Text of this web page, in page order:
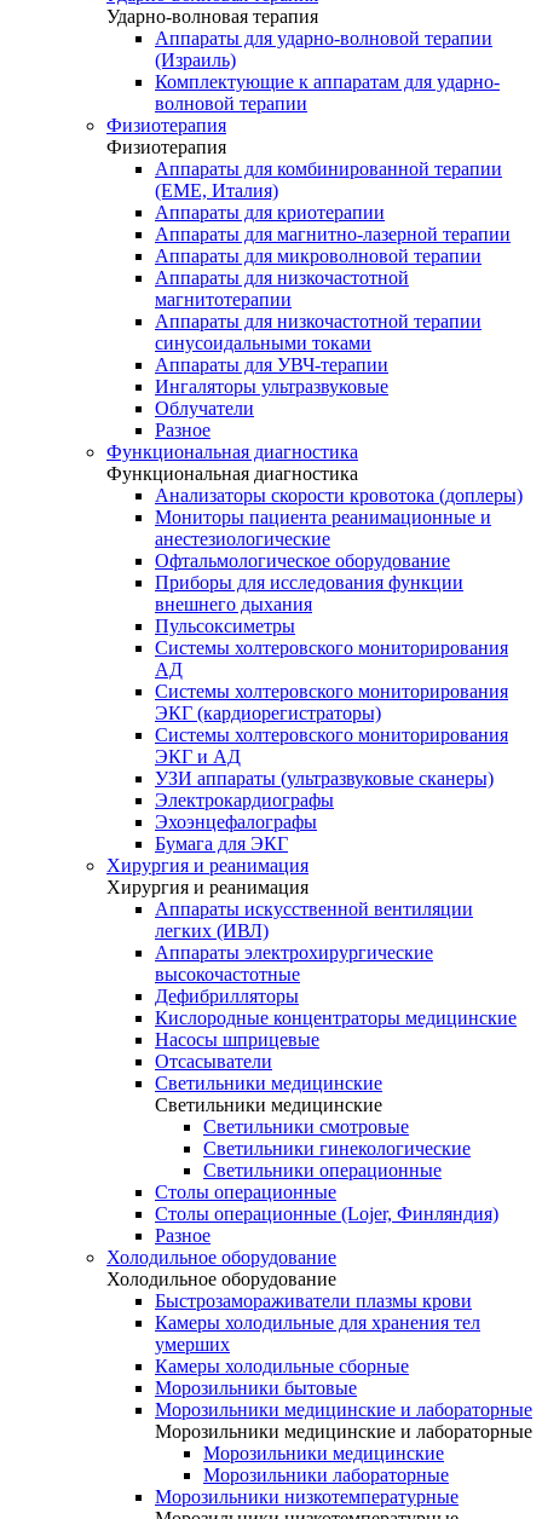
Ударно-волновая терапия
Аппараты для ударно-волновой терапии
(Израиль)
Комплектующие к аппаратам для ударно-
волновой терапии
Физиотерапия
Физиотерапия
Аппараты для комбинированной терапии
(EME, Италия)
Аппараты для криотерапии
Аппараты для магнитно-лазерной терапии
Аппараты для микроволновой терапии
Аппараты для низкочастотной
магнитотерапии
Аппараты для низкочастотной терапии
синусоидальными токами
Аппараты для УВЧ-терапии
Ингаляторы ультразвуковые
Облучатели
Разное
Функциональная диагностика
Функциональная диагностика
Анализаторы скорости кровотока (доплеры)
Мониторы пациента реанимационные и
анестезиологические
Офтальмологическое оборудование
Приборы для исследования функции
внешнего дыхания
Пульсоксиметры
Системы холтеровского мониторирования
АД
Системы холтеровского мониторирования
ЭКГ (кардиорегистраторы)
Системы холтеровского мониторирования
ЭКГ и АД
УЗИ аппараты (ультразвуковые сканеры)
Электрокардиографы
Эхоэнцефалографы
Бумага для ЭКГ
Хирургия и реанимация
Хирургия и реанимация
Аппараты искусственной вентиляции
легких (ИВЛ)
Аппараты электрохирургические
высокочастотные
Дефибрилляторы
Кислородные концентраторы медицинские
Насосы шприцевые
Отсасыватели
Светильники медицинские
Светильники медицинские
Светильники смотровые
Светильники гинекологические
Светильники операционные
Столы операционные
Столы операционные (Lojer, Финляндия)
Разное
Холодильное оборудование
Холодильное оборудование
Быстрозамораживатели плазмы крови
Камеры холодильные для хранения тел
умерших
Камеры холодильные сборные
Морозильники бытовые
Морозильники медицинские и лабораторные
Морозильники медицинские и лабораторные
Морозильники медицинские
Морозильники лабораторные
Морозильники низкотемпературные